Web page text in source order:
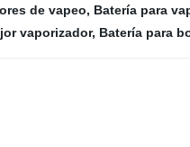
de vapeo, Batería para
vaporizador, Batería para